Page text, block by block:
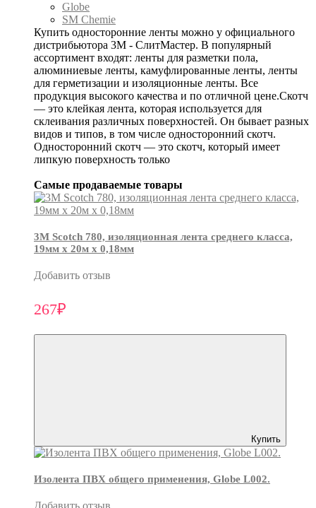
Globe
SM Chemie
Купить односторонние ленты можно у официального
дистрибьютора 3М - СлитМастер. В популярный
ассортимент входят: ленты для разметки пола,
алюминиевые ленты, камуфлированные ленты, ленты
для герметизации и изоляционные ленты. Все
продукция высокого качества и по отличной цене.Скотч
— это клейкая лента, которая используется для
склеивания различных поверхностей. Он бывает разных
видов и типов, в том числе односторонний скотч.
Односторонний скотч — это скотч, который имеет
липкую поверхность только
Самые продаваемые товары
3М Scotch 780, изоляционная лента среднего класса,
19мм х 20м х 0,18мм
Добавить отзыв
267₽
Купить
Изолента ПВХ общего применения, Globe L002.
Добавить отзыв